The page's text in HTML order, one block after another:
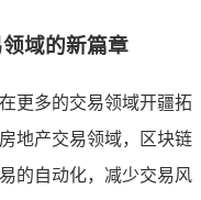
域的新篇章
更多的交易领域开疆拓
地产交易领域，区块链
的自动化，减少交易风